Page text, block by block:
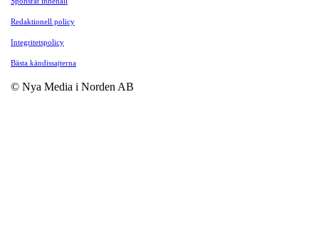
Redaktionell policy
Integritetspolicy
Bästa kändissajterna
© Nya Media i Norden AB